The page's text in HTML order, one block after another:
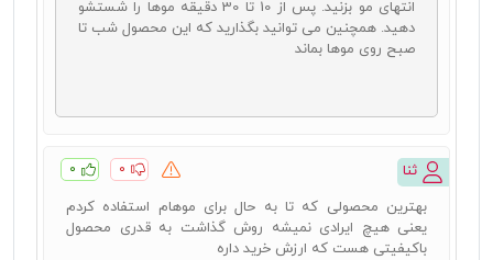
انتهای مو بزنید. پس از 10 تا 30 دقیقه موها را شستشو
دهید. همچنین می توانید بگذارید که این محصول شب تا
صبح روی موها بماند
ثنا ۰ ۰
بهترین محصولی که تا به حال برای موهام استفاده کردم
یعنی هیچ ایرادی نمیشه روش گذاشت به قدری محصول
باکیفیتی هست که ارزش خرید داره